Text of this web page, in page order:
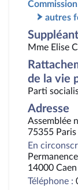
autres
Suppléant
Mme Elise
de la vie
Parti
Adresse
Assemblée
75355 Paris
En
14000 Caen
Téléphone :